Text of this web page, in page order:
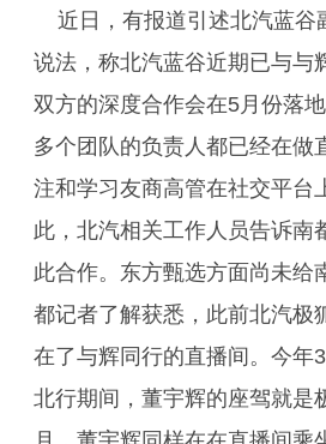
近日，有报道引述北汽蓝谷
说法，称北汽蓝谷近期已与与
双方的深度合作会在5月份落
多个团队的负责人都已经在做
注和学习友商高管在社交平台
此，北汽相关工作人员告诉南
此合作。东方甄选方面尚未给
都记者了解获悉，此前北汽极
在了与辉同行的直播间。今年
北行期间，董宇辉的座驾就是